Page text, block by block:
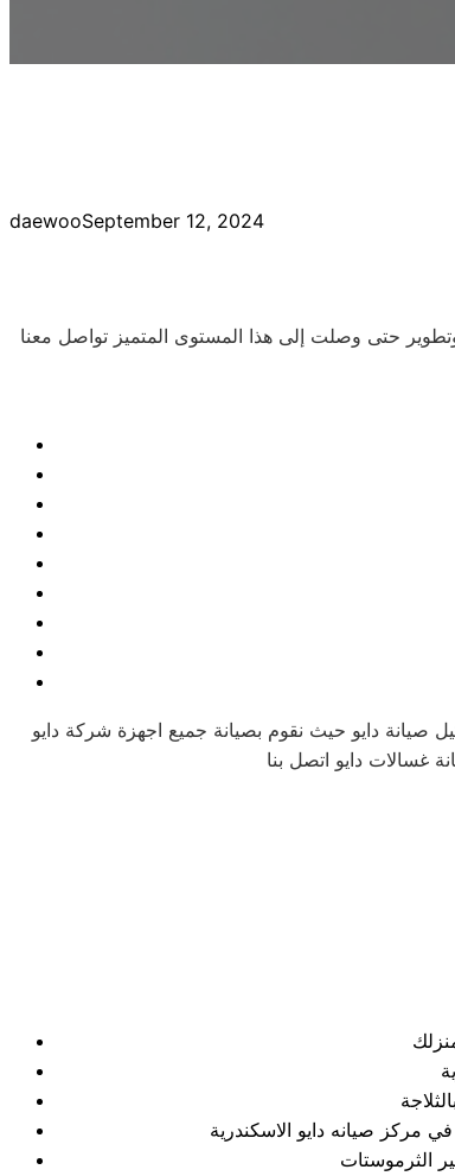
daewooSeptember 12, 2024
حتى وصلت إلى هذا المستوى المتميز تواصل معنا
صيانة دايو حيث نقوم بصيانة جميع اجهزة شركة دايو